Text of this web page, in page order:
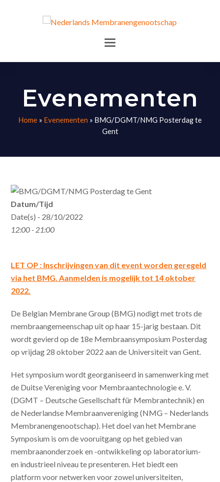
Evenementen
Home » Evenementen » BMG/DGMT/NMG Posterdag te
Gent
Datum/Tijd
Date(s) - 28/10/2022
12:00 - 21:00
LET OP : Inschrijvingen van dit event worden geregeld
via het BMG. Aanmelden is mogelijk tot 14 oktober
2022.
De Belgian Membrane Group (BMG) nodigt met trots de
membraangemeenschap uit op haar 15-jarig bestaan. Dit
wordt gevierd op de 18e Membraansymposium Posterdag
op vrijdag 28 oktober 2022 aan de Universiteit van Gent.
Het symposium wordt georganiseerd in samenwerking met
de Duitse Vereniging voor Membraantechnologie e. V.
(DGMT – Deutsche Gesellschaft für Membrantechnik) en
de Nederlandse Membraanvereniging (NMG – Nederlands
Membranengenootschap). Het doel van het Membrane
Symposium is om de vooruitgang op het gebied van
membraanonderzoek en -ontwikkeling op laboratorium-
en industrieel niveau te presenteren. Het biedt een
platform voor netwerken voor zowel universiteiten,